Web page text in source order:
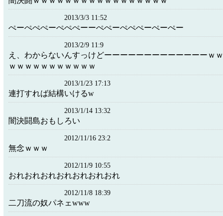
2013/3/3 11:52
ぺーぺぺぺーぺぺぺーーぺぺーぺぺぺーぺーぺー
2013/2/9 11:9
え、わからないんすっけどーーーーーーーーーーーーーｗ
ｗｗｗｗｗｗｗｗｗｗｗ
2013/1/23 17:13
連打すれば結構いけるw
2013/1/14 13:32
闇決闘島おもしろい
2012/11/16 23:2
無念ｗｗｗ
2012/11/9 10:55
おれおれおれおれおれおれおれ
2012/11/8 18:39
二刀流の奴パネェwww